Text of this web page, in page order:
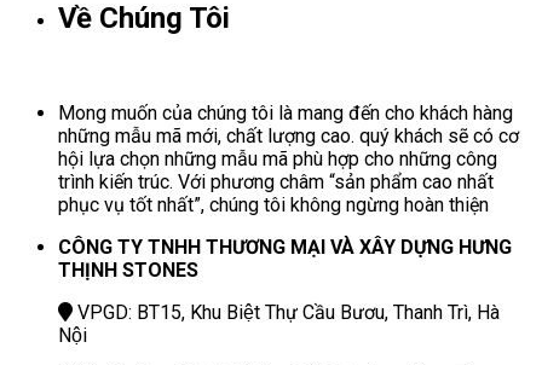
Về Chúng Tôi
Mong muốn của chúng tôi là mang đến cho khách hàng
những mẫu mã mới, chất lượng cao. quý khách sẽ có cơ
hội lựa chọn những mẫu mã phù hợp cho những công
trình kiến trúc. Với phương châm “sản phẩm cao nhất
phục vụ tốt nhất”, chúng tôi không ngừng hoàn thiện
CÔNG TY TNHH THƯƠNG MẠI VÀ XÂY DỰNG HƯNG
THỊNH STONES
VPGD: BT15, Khu Biệt Thự Cầu Bươu, Thanh Trì, Hà
Nội